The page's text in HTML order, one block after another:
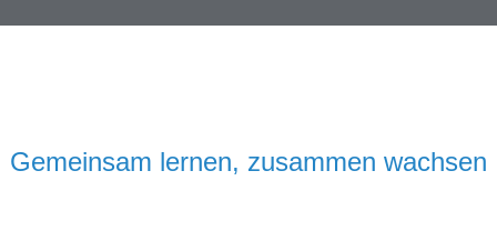
Gemeinsam lernen, zusammen wachsen